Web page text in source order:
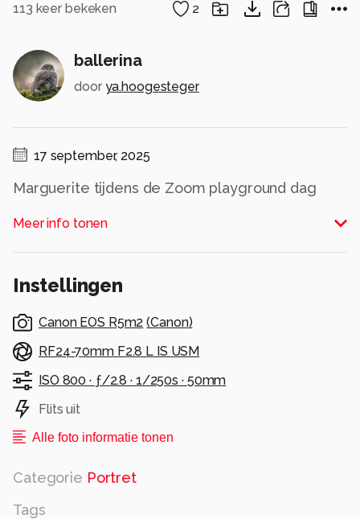
113 keer bekeken 2
ballerina
door ya.hoogesteger
17 september, 2025
Marguerite tijdens de Zoom playground dag
Alle rechten voorbehouden
Meer info tonen
Instellingen
Canon EOS R5m2 (Canon)
RF24-70mm F2.8 L IS USM
ISO 800 · ƒ/2.8 · 1/250s · 50mm
Flits uit
Alle foto informatie tonen
Categorie Portret
Tags